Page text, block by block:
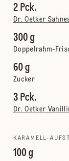
2 Pck.
Dr. Oetker
300 g
Doppelrahm-
60 g
Zucker
3 Pck.
Dr. Oetker
KARAMELL-
100 g